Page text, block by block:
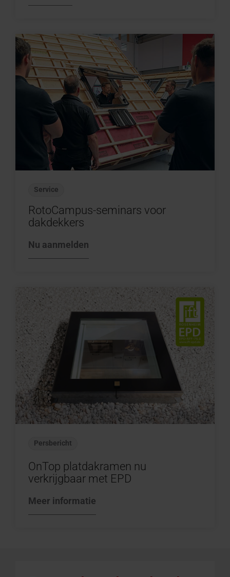
Service
RotoCampus-seminars voor
dakdekkers
Nu aanmelden
Persbericht
OnTop platdakramen nu
verkrijgbaar met EPD
Meer informatie